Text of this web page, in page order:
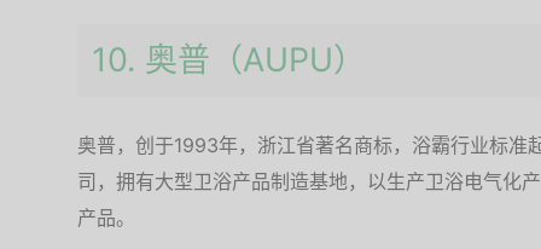
10. 奥普（AUPU）
奥普，创于1993年，浙江省著名商标，浴霸行业标准
司，拥有大型卫浴产品制造基地，以生产卫浴电气化
产品。